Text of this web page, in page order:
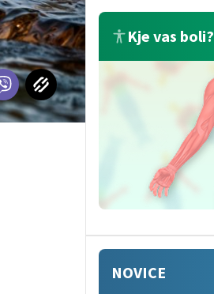
Kje vas boli?
NOVICE